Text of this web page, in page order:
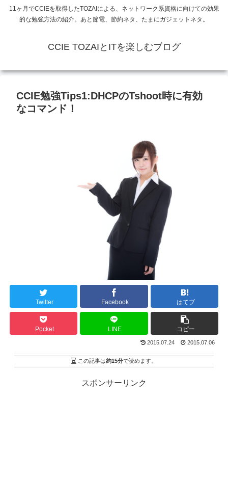
11ヶ月でCCIEを取得したTOZAIによる、ネットワーク系資格に向けての効果
的な勉強方法の紹介。あと節電、節約ネタ、たまにガジェットネタ。
CCIE TOZAIとITを楽しむブログ
CCIE勉強Tips1:DHCPのTshoot時に有効
なコマンド！
Twitter Facebook はてブ
Pocket LINE コピー
2015.07.24 2015.07.06
この記事は約15分で読めます。
スポンサーリンク